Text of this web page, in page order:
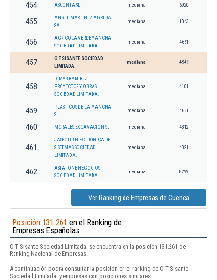
454 ASCONTA SL mediana 6920
455
ANGEL MARTINEZ AGREDA
SA
mediana 1043
456
AGRICOLA VERDEMANCHA
SOCIEDAD LIMITADA.
mediana 4661
457
O T SISANTE SOCIEDAD
LIMITADA.
mediana 4941
458
DIMAS RAMIREZ
PROYECTOS Y OBRAS
SOCIEDAD LIMITADA.
mediana 4101
459
PLASTICOS DE LA MANCHA
SL
mediana 4661
460 MORALES EXCAVACION SL mediana 4312
461
JASEGUR ELECTRONICA DE
SISTEMAS SOCIEDAD
LIMITADA.
mediana 4321
462
ASPAFONE NEGOCIOS
SOCIEDAD LIMITADA.
mediana 8299
Ver Ranking de Empresas de Cuenca
Posición 131.261 en el Ranking de
Empresas Españolas
O T Sisante Sociedad Limitada. se encuentra en la posición 131.261 del
Ranking Nacional de Empresas.
A continuación podrá consultar la posición en el ranking de O T Sisante
Sociedad Limitada. y empresas con posiciones similares: